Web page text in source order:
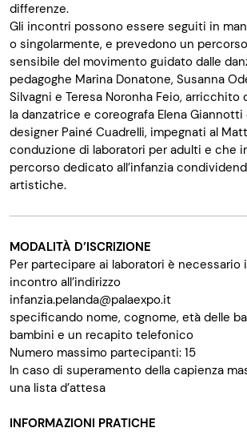
differenze.
Gli incontri possono essere seguiti in
o singolarmente, e prevedono un
sensibile del movimento guidato dalle
pedagoghe Marina Donatone, Susanna
Silvagni e Teresa Noronha Feio,
la danzatrice e coreografa Elena
designer Painé Cuadrelli, impegnati al
conduzione di laboratori per adulti e che
percorso dedicato all’infanzia
artistiche.
MODALITÀ D’ISCRIZIONE
Per partecipare ai laboratori è necessario
incontro all’indirizzo
infanzia.pelanda@palaexpo.it
specificando nome, cognome, età delle
bambini e un recapito telefonico
Numero massimo partecipanti: 15
In caso di superamento della capienza
una lista d’attesa
INFORMAZIONI PRATICHE